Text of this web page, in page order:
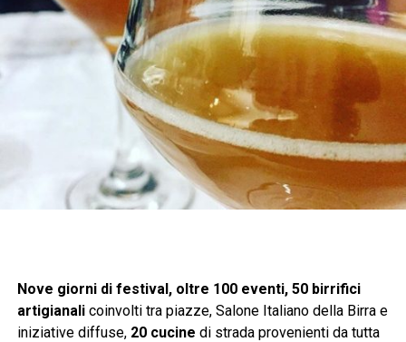
Nove giorni di festival, oltre 100 eventi, 50 birrifici
artigianalicoinvolti tra piazze, Salone Italiano della Birra e
iniziative diffuse,20 cucine di strada provenienti da tutta